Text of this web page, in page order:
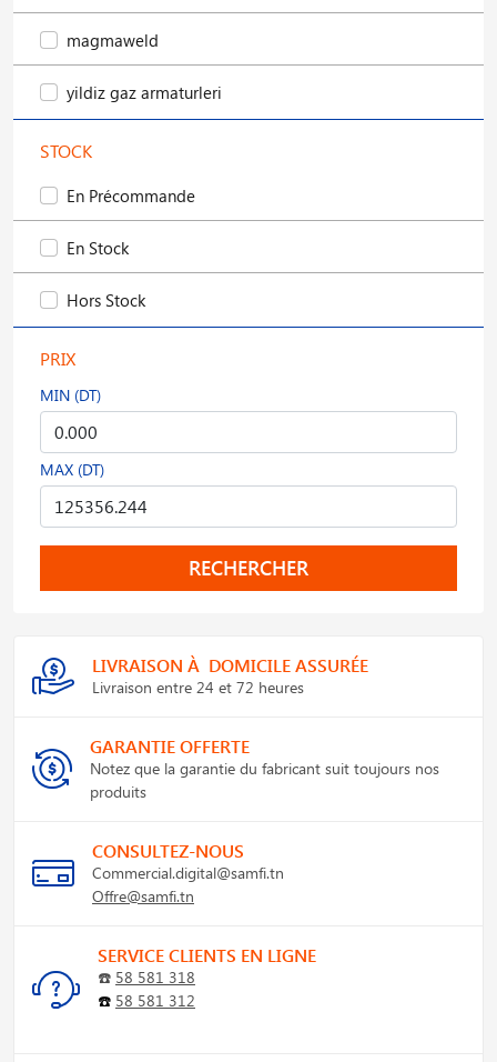
magmaweld
yildiz gaz armaturleri
STOCK
En Précommande
En Stock
Hors Stock
PRIX
MIN (DT)
MAX (DT)
RECHERCHER
LIVRAISON À DOMICILE ASSURÉE
Livraison entre 24 et 72 heures
GARANTIE OFFERTE
Notez que la garantie du fabricant suit toujours nos
produits
CONSULTEZ-NOUS
Commercial.digital@samfi.tn
Offre@samfi.tn
SERVICE CLIENTS EN LIGNE
☎️ 58 581 318
☎️ 58 581 312